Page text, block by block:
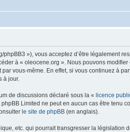
»), vous acceptez d’être légalement
à « oleocene.org ». Nous pouvons modifier
vous-même. En effet, si vous continuez à
à jour.
de discussions déclaré sous la « licence
Limited ne peut en aucun cas être tenu
le site de phpBB (en anglais).
etc. qui pourrait transgresser la législation